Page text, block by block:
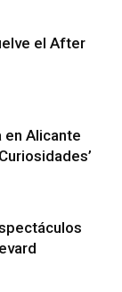
el After
en Alicante